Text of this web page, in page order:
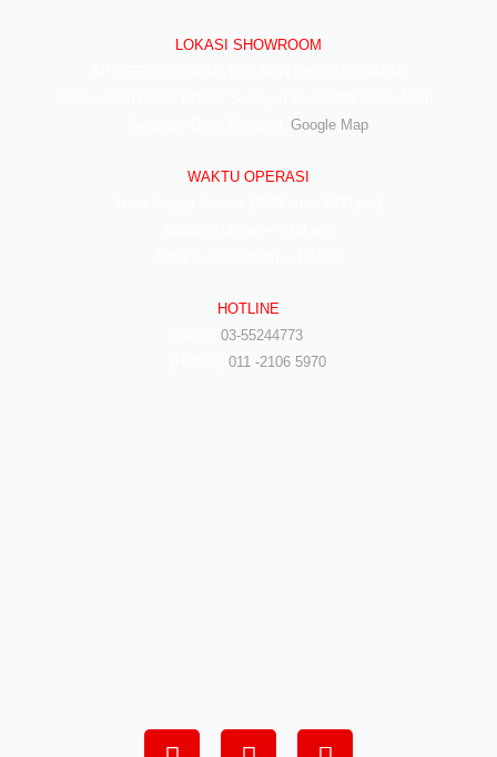
LOKASI SHOWROOM
Google Map
WAKTU OPERASI
HOTLINE
03-55244773
011 -2106 5970